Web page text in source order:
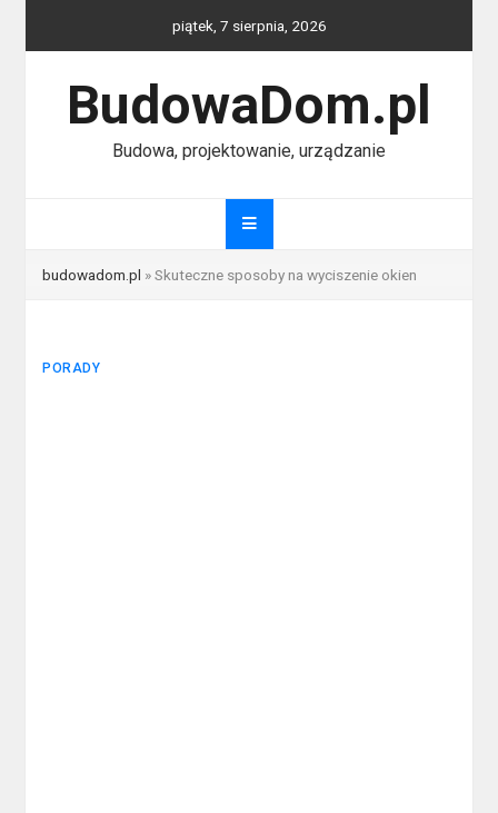
piątek, 7 sierpnia, 2026
BudowaDom.pl
Budowa, projektowanie, urządzanie
budowadom.pl »Skuteczne sposoby na wyciszenie okien
PORADY